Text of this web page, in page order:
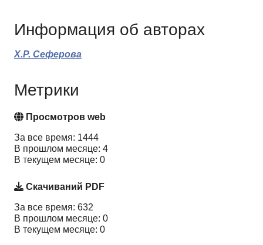
Информация об авторах
Х.Р. Сеферова
Метрики
Просмотров web
За все время: 1444
В прошлом месяце: 4
В текущем месяце: 0
Скачиваний PDF
За все время: 632
В прошлом месяце: 0
В текущем месяце: 0